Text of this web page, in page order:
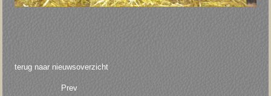
terug naar nieuwsoverzicht
Prev